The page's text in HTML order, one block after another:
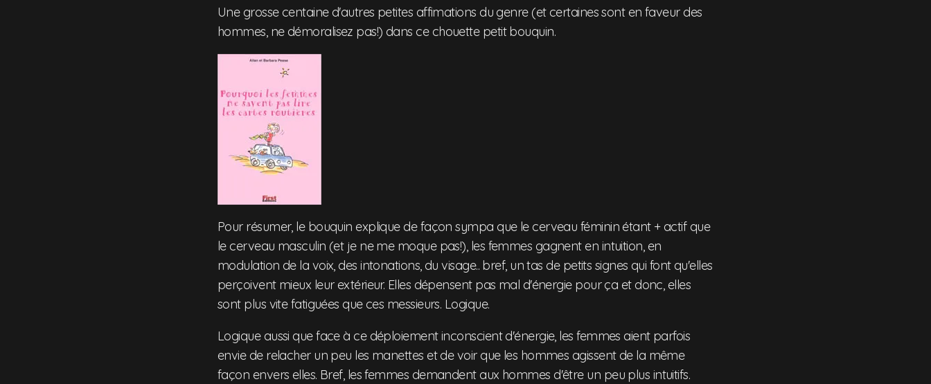
Une grosse centaine d'autres petites affimations du genre (et certaines sont en faveur des
hommes, ne démoralisez pas!) dans ce chouette petit bouquin.
Pour résumer, le bouquin explique de façon sympa que le cerveau féminin étant + actif que
le cerveau masculin (et je ne me moque pas!), les femmes gagnent en intuition, en
modulation de la voix, des intonations, du visage.. bref, un tas de petits signes qui font qu'elles
perçoivent mieux leur extérieur. Elles dépensent pas mal d'énergie pour ça et donc, elles
sont plus vite fatiguées que ces messieurs. Logique.
Logique aussi que face à ce déploiement inconscient d'énergie, les femmes aient parfois
envie de relacher un peu les manettes et de voir que les hommes agissent de la même
façon envers elles. Bref, les femmes demandent aux hommes d'être un peu plus intuitifs.